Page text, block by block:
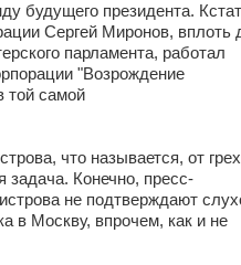
будущего президента.
Сергей Миронов, вплоть
парламента, работал
"Возрождение
той самой
что называется, от
задача. Конечно, пресс-
не подтверждают
в Москву, впрочем, как и не